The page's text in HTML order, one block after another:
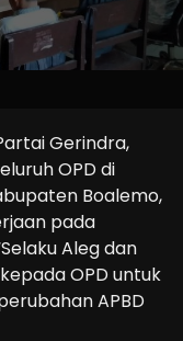
Gerindra,
OPD di
Boalemo,
pada
Aleg dan
OPD untuk
APBD